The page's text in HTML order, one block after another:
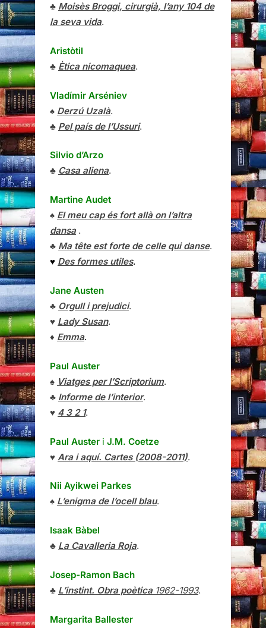
♣ Moisès Broggi, cirurgià, l’any 104 de
la seva vida.
Aristòtil
♣ Ètica nicomaquea.
Vladímir Arséniev
♠ Derzú Uzalà.
♣ Pel país de l’Ussuri.
Silvio d’Arzo
♣ Casa aliena.
Martine Audet
♠ El meu cap és fort allà on l’altra
dansa.
♣ Ma tête est forte de celle qui danse.
♥ Des formes utiles.
Jane Austen
♣ Orgull i prejudici.
♥ Lady Susan.
♦ Emma.
Paul Auster
♠ Viatges per l’Scriptorium.
♣ Informe de l’interior.
♥ 4 3 2 1.
Paul Auster i J.M. Coetze
♥ Ara i aquí. Cartes (2008-2011).
Nii Ayikwei Parkes
♠ L’enigma de l’ocell blau.
Isaak Bàbel
♣ La Cavalleria Roja.
Josep-Ramon Bach
♣ L’instint. Obra poètica1962-1993.
Margarita Ballester